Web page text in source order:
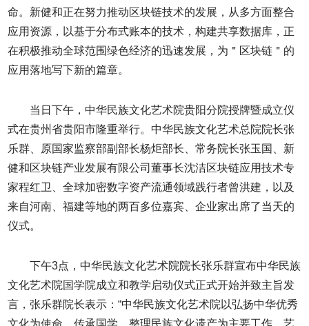
命。新健和正在努力推动区块链技术的发展，从多方面整合
应用资源，以基于分布式账本的技术，构建共享数据库，正
在积极推动全球范围绿色经济的迅速发展，为＂区块链＂的
应用落地写下新的篇章。
当日下午，中华民族文化艺术院贵阳分院授牌暨成立仪
式在贵州省贵阳市隆重举行。中华民族文化艺术总院院长张
乐群、原国家监察部副部长杨炬部长、常务院长张玉国、新
健和区块链产业发展有限公司董事长沈洁区块链应用技术专
家程红卫、全球加密数字资产流通领域践行者曾洪建，以及
来自河南、福建等地的两百多位嘉宾、企业家出席了当天的
仪式。
下午3点，中华民族文化艺术院院长张乐群宣布中华民族
文化艺术院国学院成立和教学启动仪式正式开始并致主旨发
言，张乐群院长表示：“中华民族文化艺术院以弘扬中华优秀
文化为使命，传承国学，整理民族文化遗产为主要工作。艺